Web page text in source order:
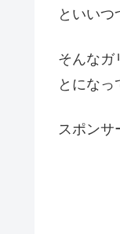
といいつ
そんなガ
とになっ
スポンサ